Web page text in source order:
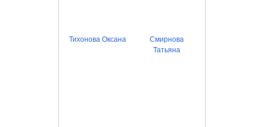
Тихонова Оксана
Смирнова
Татьяна